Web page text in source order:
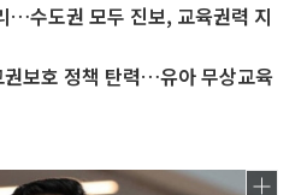
…수도권 모두 진보, 교육권력 지
권보호 정책 탄력…유아 무상교육